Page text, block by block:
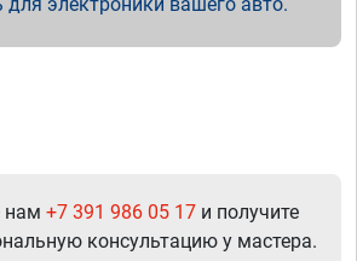
нам +7 391 986 05 17 и получите
консультацию у мастера.